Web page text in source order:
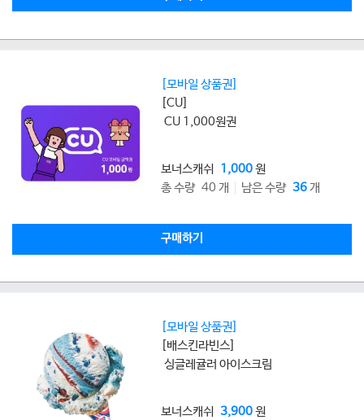
[모바일 상품권]
[CU]
CU 1,000원권
보너스캐쉬 1,000원
총 수량 40 개
남은 수량 36개
구매하기
[모바일 상품권]
[배스킨라빈스]
싱글레귤러 아이스크림
보너스캐쉬 3,900원